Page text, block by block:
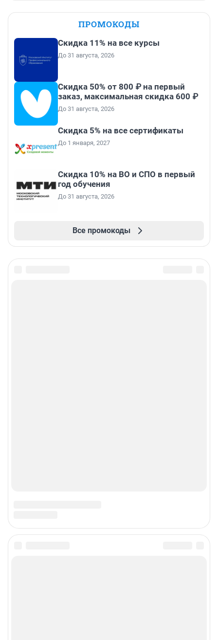
ПРОМОКОДЫ
Скидка 11% на все курсы
До 31 августа, 2026
Скидка 50% от 800 ₽ на первый
заказ, максимальная скидка 600 ₽
До 31 августа, 2026
Скидка 5% на все сертификаты
До 1 января, 2027
Скидка 10% на ВО и СПО в первый
год обучения
До 31 августа, 2026
Все промокоды